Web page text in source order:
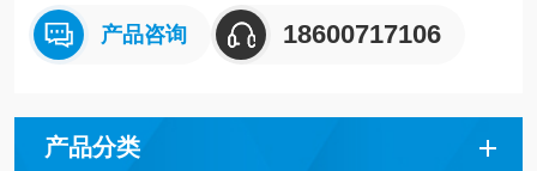
产品咨询 18600717106
产品分类